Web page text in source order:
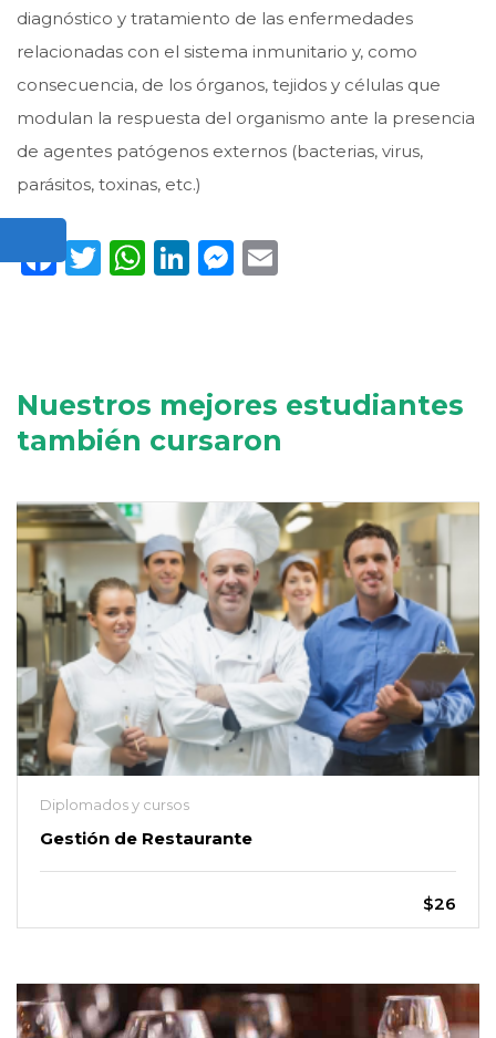
diagnóstico y tratamiento de las enfermedades
relacionadas con el sistema inmunitario y, como
consecuencia, de los órganos, tejidos y células que
modulan la respuesta del organismo ante la presencia
de agentes patógenos externos (bacterias, virus,
parásitos, toxinas, etc.)
Facebook
Twitter
WhatsApp
LinkedIn
Messenger
Nuestros mejores estudiantes
también cursaron
Diplomados y cursos
Gestión de Restaurante
$26